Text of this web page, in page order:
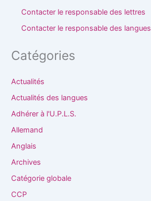
Contacter le responsable des lettres
Contacter le responsable des langues
Catégories
Actualités
Actualités des langues
Adhérer à l'U.P.L.S.
Allemand
Anglais
Archives
Catégorie globale
CCP